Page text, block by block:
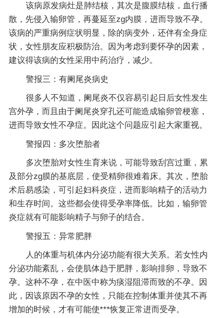
该病原发病灶是肺结核，其次是腹膜结核，血行播
散，先侵入输卵管，再蔓延至zg内膜，进而导致不孕。
该病的严重病例症状明显，除的病变外，还伴有全身症
状，女性朋友应积极防治。因为考虑到要怀孕的因素，
建议得该病的女性采用中药治疗，减少。
警报三：有阑尾炎病史
很多人不知道，阑尾炎不仅容易引起日后女性发生
宫外孕，而且由于阑尾炎穿孔还可能造成输卵管梗塞，
进而导致女性不孕症。因此这个问题应引起大家重视。
警报四：多次堕胎者
多次堕胎对女性生育来说，可能导致刮宫过重，累
及部分zg膜的基底层，使受精卵很难着床。其次，堕胎
术后易感染，可引起妇科炎症，进而影响精子的活动力
和生存时间。这些都会使得受孕率降低。比如，输卵管
炎症就有可能影响精子与卵子的结合。
警报五：异常肥胖
人的体重与机体内分泌功能有很大关系。若女性内
分泌功能紊乱，会使肌体趋于肥胖，影响排卵，导致不
孕。这种不孕，在中医中称为痰湿阻滞而致的不孕。因
此，因该原因不孕的女性，只能在控制体重并使其不再
增加的时候，才有可能使***恢复正常进而受孕。